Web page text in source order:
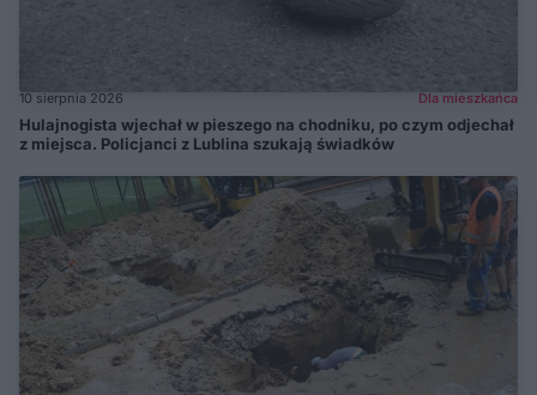
10 sierpnia 2026 Dla mieszkańca
Hulajnogista wjechał w pieszego na chodniku, po czym odjechał
z miejsca. Policjanci z Lublina szukają świadków